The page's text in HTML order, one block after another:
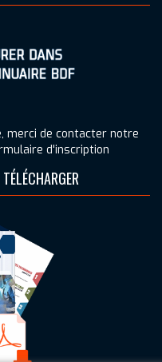
merci de contacter notre
d'inscription